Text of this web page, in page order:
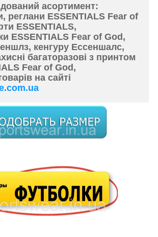
асортимент:
реглани ESSENTIALS Fear of
ESSENTIALS,
ESSENTIALS Fear of God,
кенгуру Ессеншалс,
багаторазові з принтом
Fear of God,
на сайті